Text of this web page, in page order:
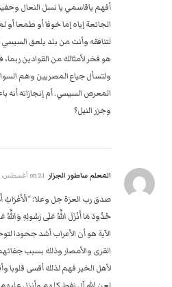
أفهم ياقاسمي يا نسل النعال
الجائعة إياه إما خوفا أو طمعا
لتنافقه وأنت من بلد يلعق
هو فخر لأمثالك من القوادين ربما،
ولتسأل جياع المصريين وهم
المعرص السيسي. أم إنجازاته أنه
وجزر النيل؟
المعلم ساطور الجزار 21 أغسطس، 2017 10:43 م
صدق رب العزة جل وعلا: “الْأَعْرَابُ
الآية هو أن الأعراب أشد جحودا
القرى والأمصار وذلك بسبب
لأهل الخير فهم لذلك أقسى قلوبا